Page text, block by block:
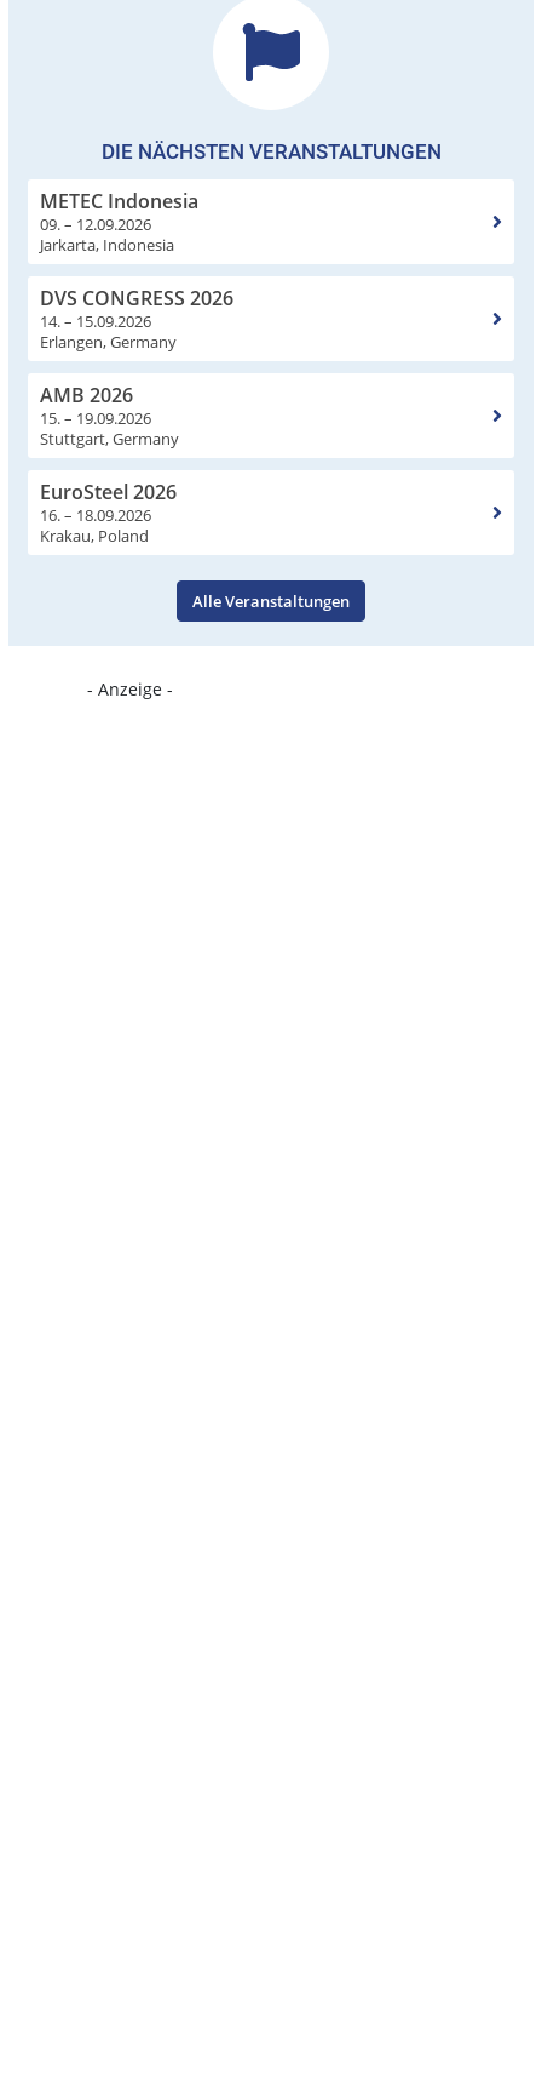
DIE NÄCHSTEN VERANSTALTUNGEN
METEC Indonesia
09. – 12.09.2026
Jarkarta, Indonesia
DVS CONGRESS 2026
14. – 15.09.2026
Erlangen, Germany
AMB 2026
15. – 19.09.2026
Stuttgart, Germany
EuroSteel 2026
16. – 18.09.2026
Krakau, Poland
Alle Veranstaltungen
- Anzeige -